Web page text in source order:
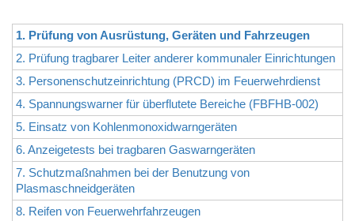
1. Prüfung von Ausrüstung, Geräten und Fahrzeugen
2. Prüfung tragbarer Leiter anderer kommunaler Einrichtungen
3. Personenschutzeinrichtung (PRCD) im Feuerwehrdienst
4. Spannungswarner für überflutete Bereiche (FBFHB-002)
5. Einsatz von Kohlenmonoxidwarngeräten
6. Anzeigetests bei tragbaren Gaswarngeräten
7. Schutzmaßnahmen bei der Benutzung von
Plasmaschneidgeräten
8. Reifen von Feuerwehrfahrzeugen